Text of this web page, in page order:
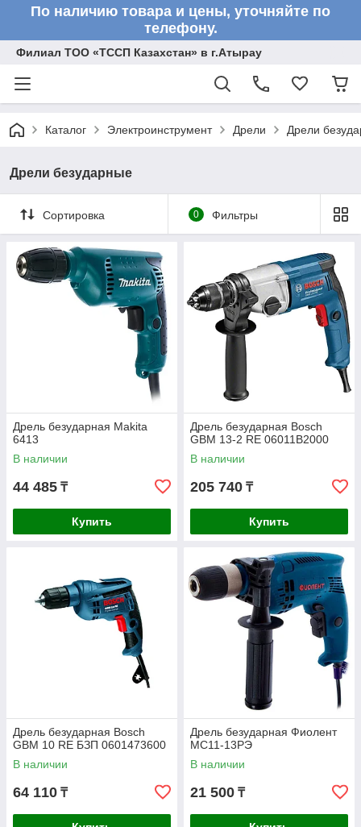
По наличию товара и цены, уточняйте по
телефону.
Филиал ТОО «ТССП Казахстан» в г.Атырау
Каталог Электроинструмент Дрели Дрели
Дрели безударные
Сортировка 0 Фильтры
Дрель безударная Makita
6413
В наличии
44 485 ₸
Купить
Дрель безударная Bosch
GBM 13-2 RE 06011B2000
В наличии
205 740 ₸
Купить
Дрель безударная Bosch
GBM 10 RE БЗП 0601473600
В наличии
64 110 ₸
Дрель безударная Фиолент
МС11-13РЭ
В наличии
21 500 ₸